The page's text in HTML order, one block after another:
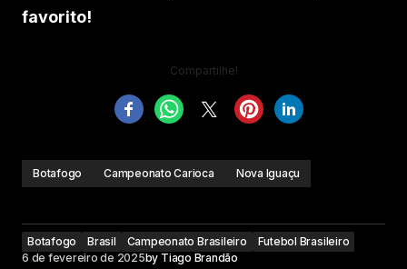
favorito!
Compartilhe!
Botafogo Campeonato Carioca Nova Iguaçu
Botafogo Brasil Campeonato Brasileiro
Futebol Brasileiro
6 de fevereiro de 2025by Tiago Brandão